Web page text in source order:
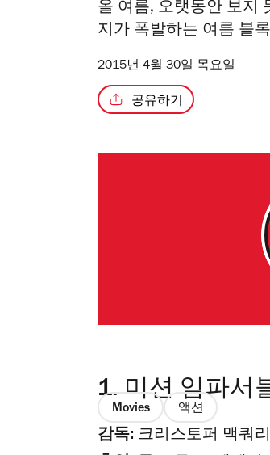
올 여름, 오랫동안 보지
지가 폭발하는 여름 블
2015년 4월 30일 목요일
공유하기
1. 미션 임파서
Movies 액션
감독: 크리스토퍼 맥쿼리